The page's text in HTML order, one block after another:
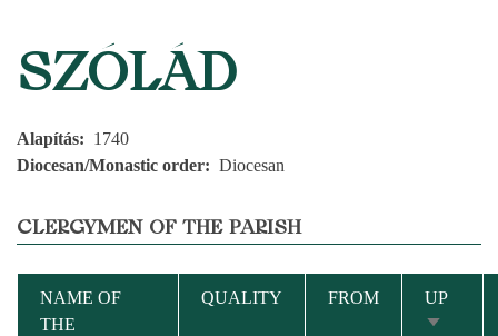
SZÓLÁD
Alapítás
1740
Diocesan/Monastic order
Diocesan
CLERGYMEN OF THE PARISH
NAME OF
THE
QUALITY FROM
UP
SORT